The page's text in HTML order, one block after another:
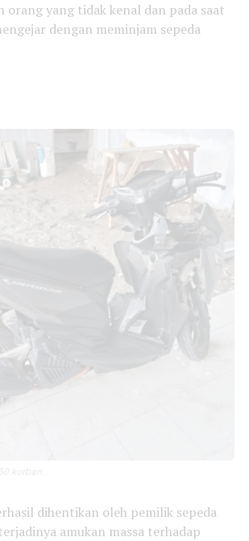
orang yang tidak kenal dan pada saat
dengan meminjam sepeda
dihentikan oleh pemilik sepeda
amukan massa terhadap